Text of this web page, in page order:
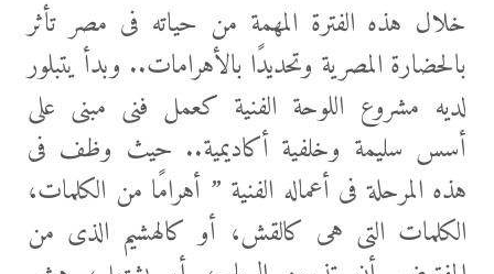
خلال هذه الفترة المهمة من حياته فى مصر تأثر
بالحضارة المصرية وتحديدًا بالأهرامات.. وبدأ يتبلور
لديه مشروع اللوحة الفنية كعمل فنى مبنى على
أسس سليمة وخلفية أكاديمية.. حيث وظف فى
هذه المرحلة فى أعماله الفنية ” أهرامًا من الكلمات،
الكلمات التى هى كالقش، أو كالهشيم الذى من